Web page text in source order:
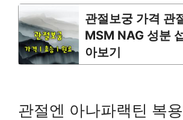
관절보궁 가격 관
MSM NAG 성분
아보기
관절엔 아나파랙틴 복